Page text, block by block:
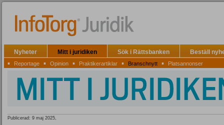
Nyheter Mitt i juridiken Sök i Rättsbanken Beställ
▪ Reportage ▪ Opinion ▪ Praktikerartiklar ▪ Branschnytt ▪ Platsannonser
Publicerad: 9 maj 2025,